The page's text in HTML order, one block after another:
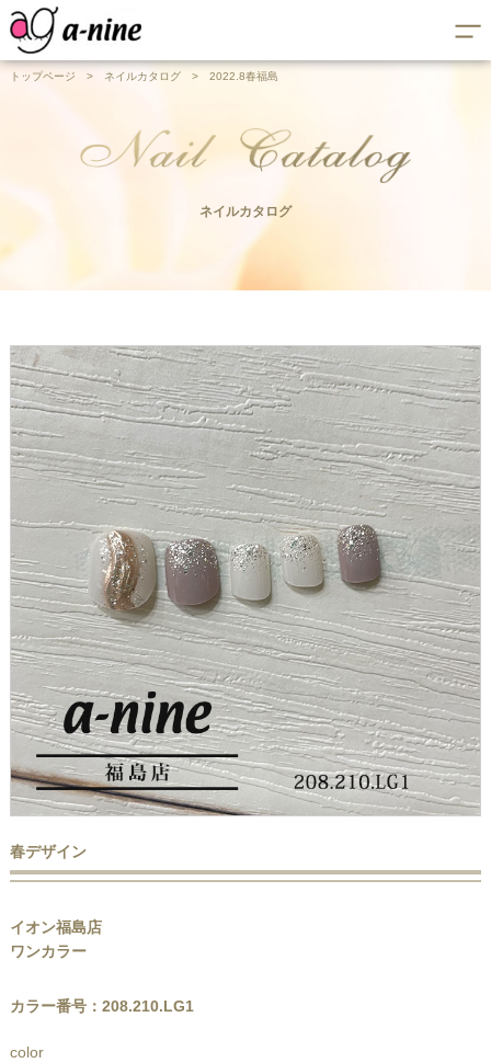
トップページ > ネイルカタログ > 2022.8春福島
ネイルカタログ
春デザイン
イオン福島店
ワンカラー
カラー番号：208.210.LG1
color